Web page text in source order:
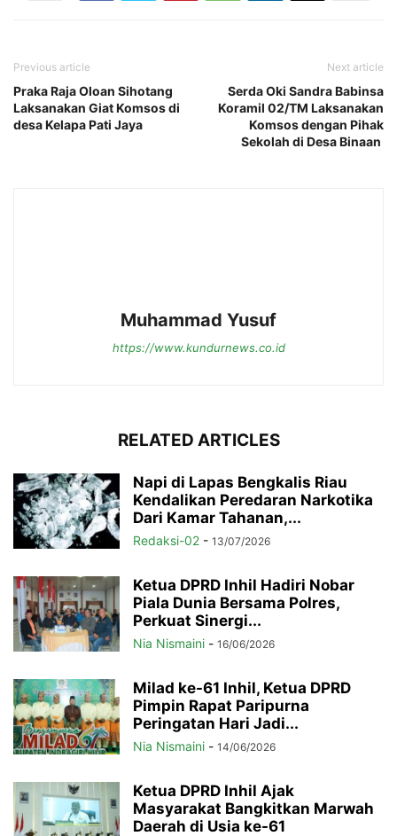
Previous article
Praka Raja Oloan Sihotang
Laksanakan Giat Komsos di
desa Kelapa Pati Jaya
Next article
Serda Oki Sandra Babinsa
Koramil 02/TM Laksanakan
Komsos dengan Pihak
Sekolah di Desa Binaan
Muhammad Yusuf
https://www.kundurnews.co.id
RELATED ARTICLES
Napi di Lapas Bengkalis Riau
Kendalikan Peredaran Narkotika
Dari Kamar Tahanan,...
Redaksi-02 - 13/07/2026
Ketua DPRD Inhil Hadiri Nobar
Piala Dunia Bersama Polres,
Perkuat Sinergi...
Nia Nismaini - 16/06/2026
Milad ke-61 Inhil, Ketua DPRD
Pimpin Rapat Paripurna
Peringatan Hari Jadi...
Nia Nismaini - 14/06/2026
Ketua DPRD Inhil Ajak
Masyarakat Bangkitkan Marwah
Daerah di Usia ke-61